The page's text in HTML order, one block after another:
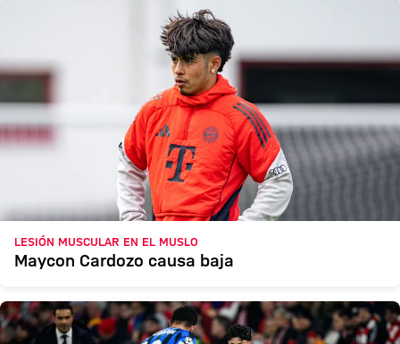
LESIÓN MUSCULAR EN EL MUSLO
Maycon Cardozo causa baja